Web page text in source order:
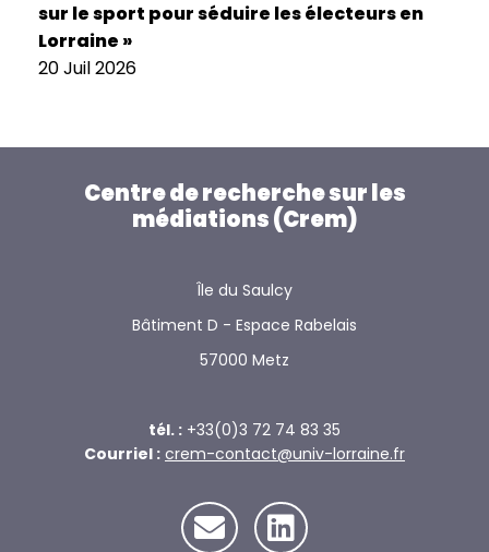
sur le sport pour séduire les électeurs en
Lorraine »
20 Juil 2026
Centre de recherche sur les
médiations (Crem)
Île du Saulcy
Bâtiment D - Espace Rabelais
57000 Metz
tél. : +33(0)3 72 74 83 35
Courriel : crem-contact@univ-lorraine.fr